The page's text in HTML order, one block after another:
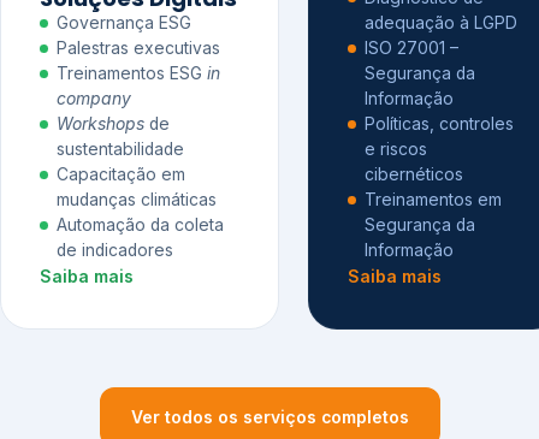
Governança ESG
Palestras executivas
Treinamentos ESG in
company
Workshops de
sustentabilidade
Capacitação em
mudanças climáticas
Automação da coleta
de indicadores
Saiba mais
adequação à LGPD
ISO 27001 –
Segurança da
Informação
Políticas, controles
e riscos
cibernéticos
Treinamentos em
Segurança da
Informação
Saiba mais
Ver todos os serviços completos